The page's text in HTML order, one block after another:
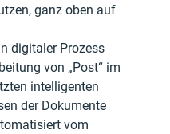
ganz oben auf
digitaler Prozess
von „Post“ im
intelligenten
der Dokumente
vom